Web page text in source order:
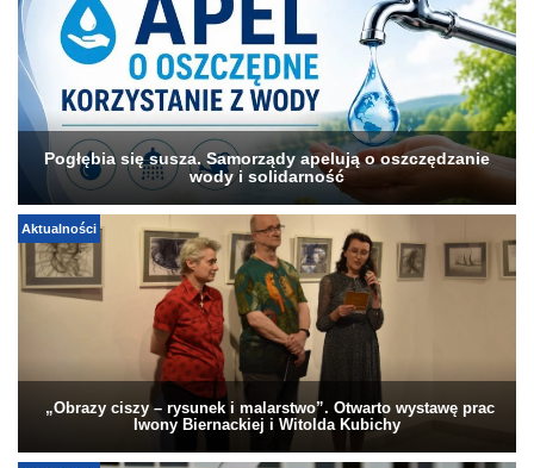
Pogłębia się susza. Samorządy apelują o oszczędzanie
wody i solidarność
Aktualności
„Obrazy ciszy – rysunek i malarstwo”. Otwarto wystawę prac
Iwony Biernackiej i Witolda Kubichy